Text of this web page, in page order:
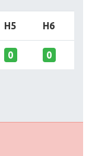
H5 H6
0 0